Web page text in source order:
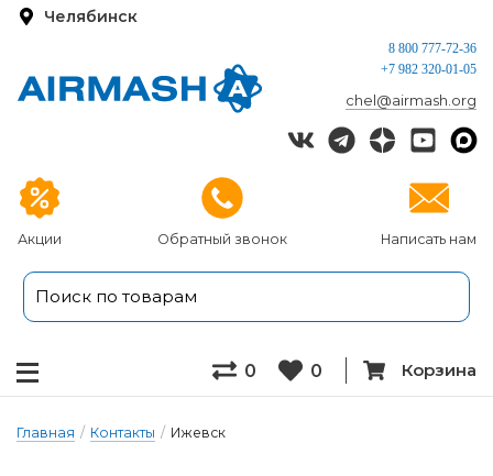
Челябинск
Акции Обратный звонок Написать нам
8 800 777-72-36
+7 982 320-01-05
chel@airmash.org
0 0 Корзина
Главная / Контакты / Ижевск